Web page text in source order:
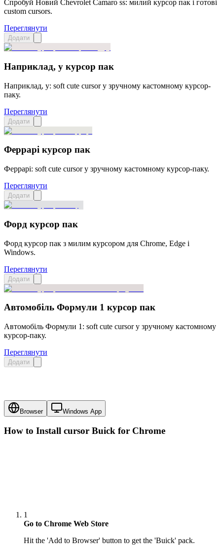
Спробуй Новий Chevrolet Camaro ss: милий курсор пак і готові
custom cursors.
Переглянути
Додати
Наприклад, у курсор пак
Наприклад, у: soft cute cursor у зручному кастомному курсор-
паку.
Переглянути
Додати
Феррарі курсор пак
Феррарі: soft cute cursor у зручному кастомному курсор-паку.
Переглянути
Додати
Форд курсор пак
Форд курсор пак з милим курсором для Chrome, Edge і
Windows.
Переглянути
Додати
Автомобіль Формули 1 курсор пак
Автомобіль Формули 1: soft cute cursor у зручному кастомному
курсор-паку.
Переглянути
Додати
Browser Windows App
How to Install cursor Buick for Chrome
1
Go to Chrome Web Store
Hit the 'Add to Browser' button to get the 'Buick' pack.